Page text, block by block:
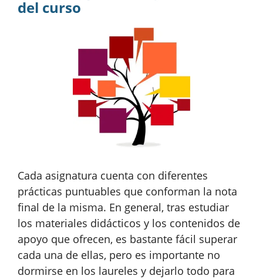
del curso
Cada asignatura cuenta con diferentes
prácticas puntuables que conforman la nota
final de la misma. En general, tras estudiar
los materiales didácticos y los contenidos de
apoyo que ofrecen, es bastante fácil superar
cada una de ellas, pero es importante no
dormirse en los laureles y dejarlo todo para